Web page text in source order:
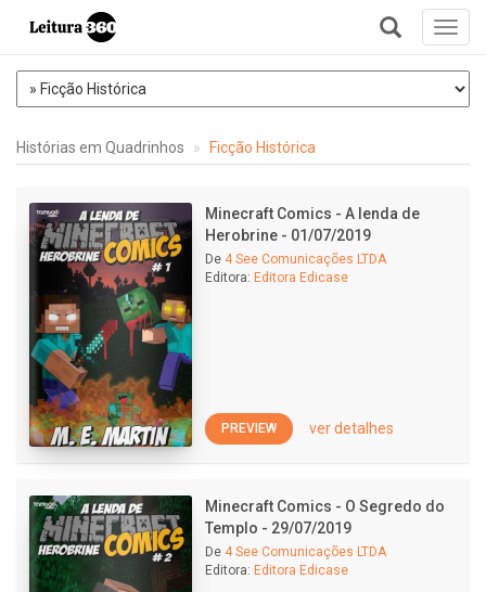
+
Histórias em Quadrinhos Ficção Histórica
Minecraft Comics - A lenda de
Herobrine - 01/07/2019
De 4 See Comunicações LTDA
Editora: Editora Edicase
PREVIEW ver detalhes
Minecraft Comics - O Segredo do
Templo - 29/07/2019
De 4 See Comunicações LTDA
Editora: Editora Edicase